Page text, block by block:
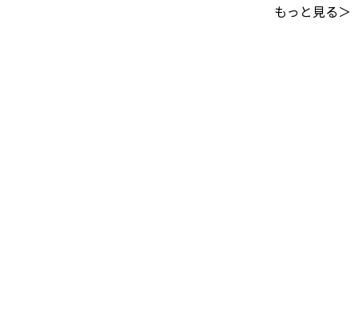
もっと見る＞